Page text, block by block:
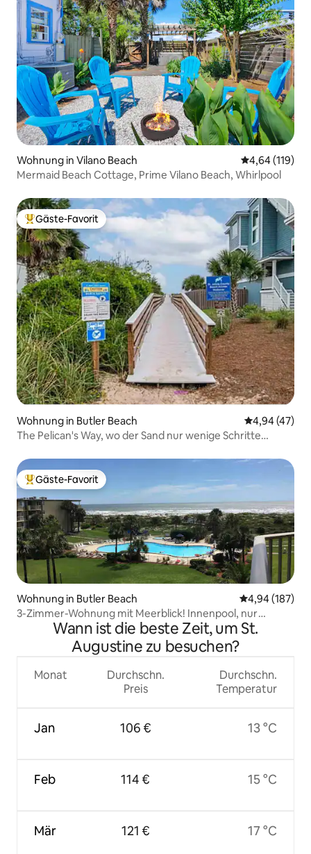
Wohnung in Vilano Beach
4,64 (119)
Mermaid Beach Cottage, Prime Vilano Beach, Whirlpool
Beliebter Gäste-Favorit.
Gäste-Favorit
Wohnung in Butler Beach
4,94 (47)
The Pelican's Way, wo der Sand nur wenige Schritte
Beliebter Gäste-Favorit.
Gäste-Favorit
Wohnung in Butler Beach
4,94 (187)
3-Zimmer-Wohnung mit Meerblick! Innenpool, nur
wenige Schritte vom Strand entfernt
Wann ist die beste Zeit, um St.
Augustine zu besuchen?
Monat
Jan
Feb
Mär
Durchschn.
Preis
106 €
114 €
121 €
Durchschn.
Temperatur
13 °C
15 °C
17 °C